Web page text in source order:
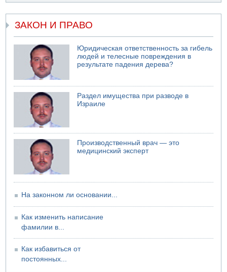
07.08.2026 11:05
Саудовская Аравия опасается нападения хуситов и
иракских ополченцев
07.08.2026 08:29
В Бат-Яме утонул мужчина
07.08.2026 08:29
Стрельба в школе Таиланда
07.08.2026 06:47
Недалеко от Бейт-Шемеша погиб велосипедист
07.08.2026 06:24
Саудовская Аравия сообщает о нападении хуситов
ЗАКОН И ПРАВО
Юридическая ответственность за гибель
людей и телесные повреждения в
результате падения дерева?
Раздел имущества при разводе в
Израиле
Производственный врач — это
медицинский эксперт
На законном ли основании...
Как изменить написание
фамилии в...
Как избавиться от
постоянных...